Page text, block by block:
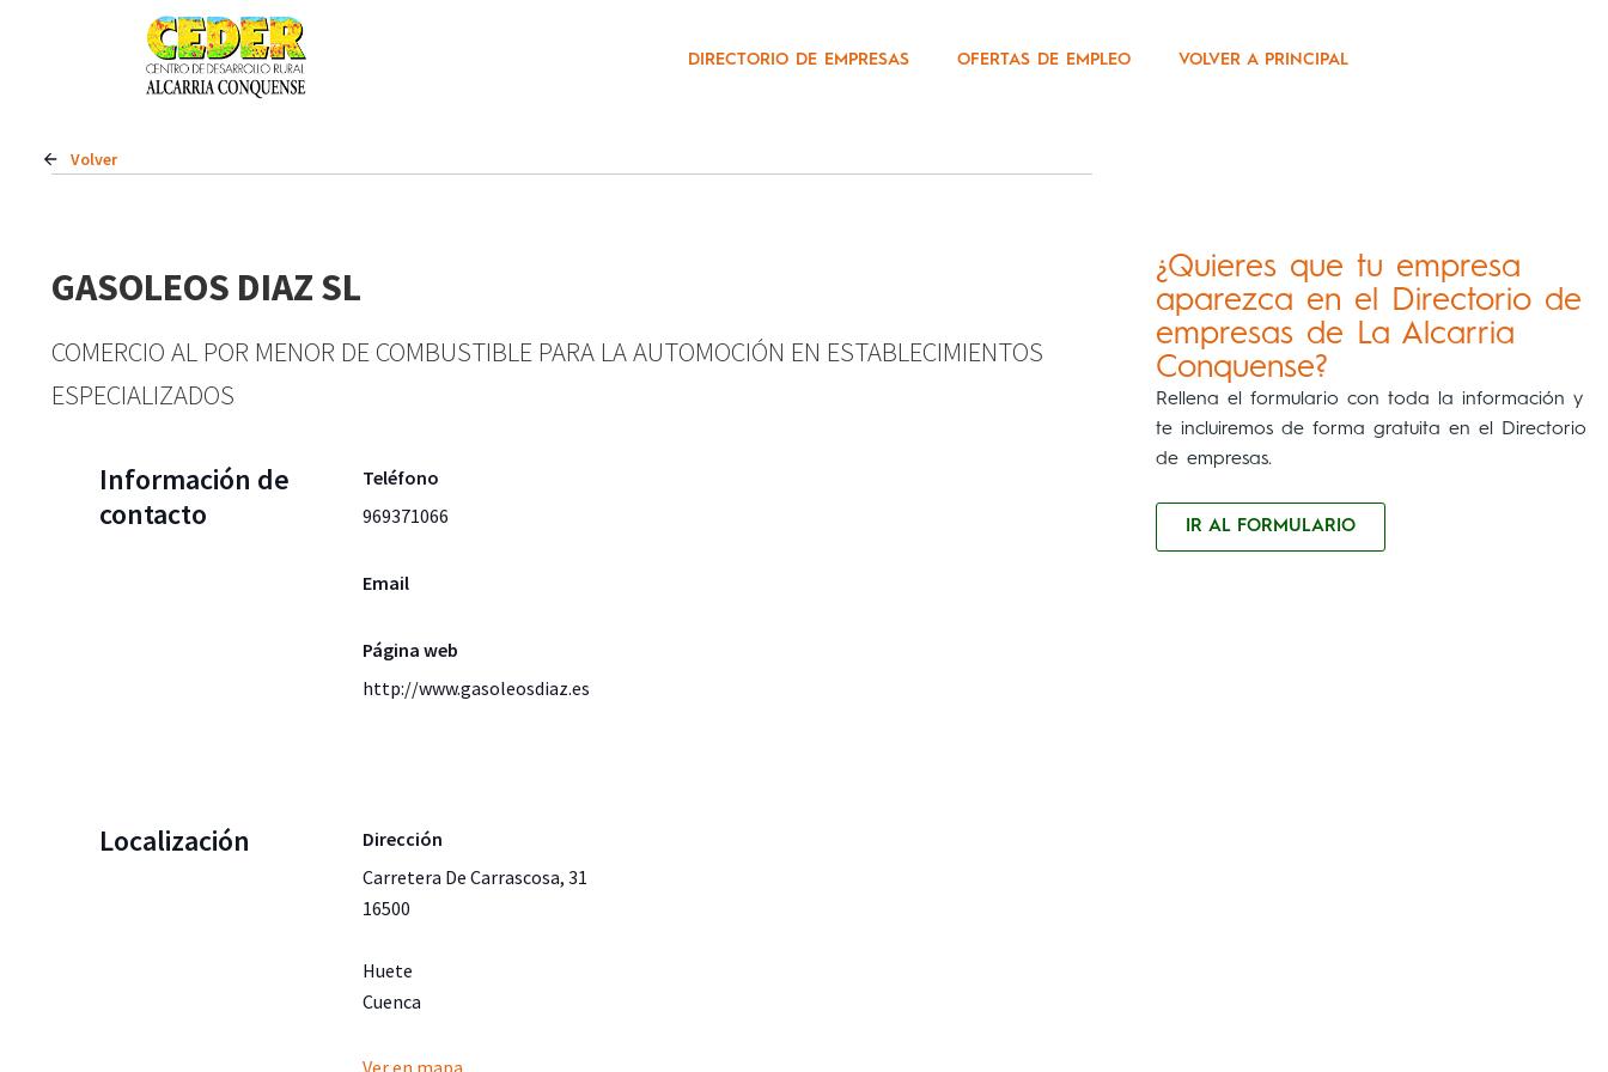
DIRECTORIO DE EMPRESAS OFERTAS DE EMPLEO VOLVER A PRINCIPAL
¿Quieres que tu empresa
aparezca en el Directorio de
empresas de La Alcarria
Conquense?
Rellena el formulario con toda la información y
te incluiremos de forma gratuita en el Directorio
de empresas.
IR AL FORMULARIO
Volver
GASOLEOS DIAZ SL
COMERCIO AL POR MENOR DE COMBUSTIBLE PARA LA AUTOMOCIÓN EN ESTABLECIMIENTOS
ESPECIALIZADOS
Información de
contacto
Teléfono
969371066
Email
Página web
http://www.gasoleosdiaz.es
Localización
Dirección
Carretera De Carrascosa, 31
16500
Huete
Cuenca
Ver en mapa